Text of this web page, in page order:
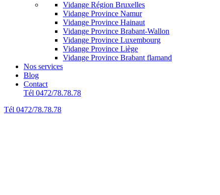
Vidange Région Bruxelles
Vidange Province Namur
Vidange Province Hainaut
Vidange Province Brabant-Wallon
Vidange Province Luxembourg
Vidange Province Liège
Vidange Province Brabant flamand
Nos services
Blog
Contact
Tél 0472/78.78.78
Tél 0472/78.78.78